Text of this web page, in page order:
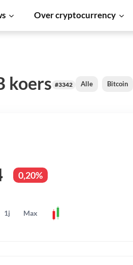
Over cryptocurrency
koers #3342 Alle Bitcoin
0,20%
1j Max